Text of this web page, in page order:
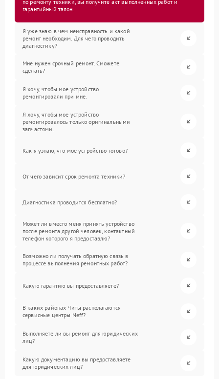
по ремонту техники, вы получите акт выполненных работ и
гарантийный талон.
Я уже знаю в чем неисправность и какой
ремонт необходим. Для чего проводить
диагностику?
Мне нужен срочный ремонт. Сможете
сделать?
Я хочу, чтобы мое устройство
ремонтировали при мне.
Я хочу, чтобы мое устройство
ремонтировалось только оригинальными
запчастями.
Как я узнаю, что мое устройство готово?
От чего зависит срок ремонта техники?
Диагностика проводится бесплатно?
Может ли вместо меня принять устройство
после ремонта другой человек, контактный
телефон которого я предоставлю?
Возможно ли получать обратную связь в
процессе выполнения ремонтных работ?
Какую гарантию вы предоставляете?
В каких районах Читы располагаются
сервисные центры Neff?
Выполняете ли вы ремонт для юридических
лиц?
Какую документацию вы предоставляете
для юридических лиц?